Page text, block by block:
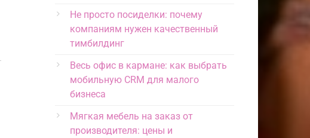
Не просто посиделки: почему
компаниям нужен качественный
тимбилдинг
Весь офис в кармане: как выбрать
мобильную CRM для малого
бизнеса
Мягкая мебель на заказ от
производителя: цены и